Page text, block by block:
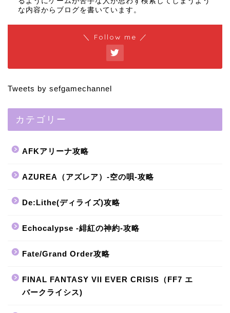
な内容からブログを書いています。
＼ Follow me ／
Tweets by sefgamechannel
カテゴリー
AFKアリーナ攻略
AZUREA（アズレア）-空の唄-攻略
De:Lithe(ディライズ)攻略
Echocalypse -緋紅の神約-攻略
Fate/Grand Order攻略
FINAL FANTASY VII EVER CRISIS（FF7 エ
バークライシス)